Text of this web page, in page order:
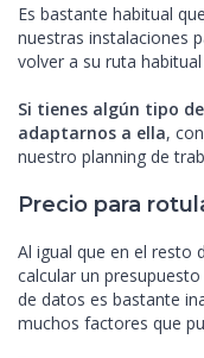
Es bastante habitual
nuestras instalaciones
volver a su ruta
Si tienes algún tipo
adaptarnos a ella,
nuestro planning de
Precio para
Al igual que en el resto
calcular un
de datos es bastante
muchos factores que